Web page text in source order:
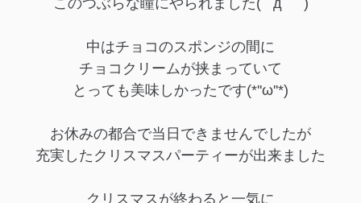
中はチョコのスポンジの間に
チョコクリームが挟まっていて
とっても美味しかったです(*''ω''*)
お休みの都合で当日できませんでしたが
充実したクリスマスパーティーが出来ました
クリスマスが終わると一気に